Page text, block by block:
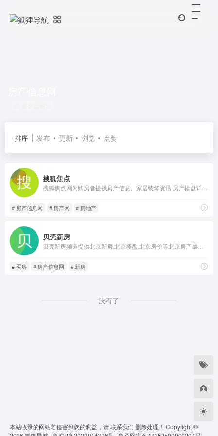
排序 发布 更新 浏览 点赞
搜狐焦点
# 房产信息网 # 房产网 # 房地产
贝壳新房
# 买房 # 房产信息网 # 新房
没有了
本站收录的网站若侵害到您的利益，请联系我们 删除处理！ Copyright ©